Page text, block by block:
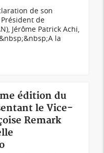
de son
de
Jérôme Patrick Achi,
la
édition du
le Vice-
Remark